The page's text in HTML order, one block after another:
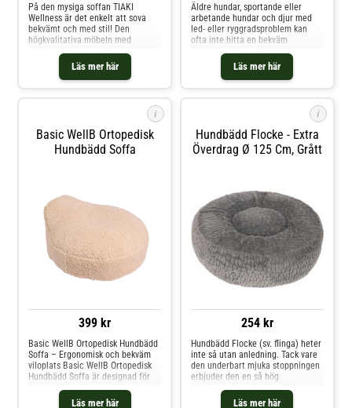
Läs mer här
På den mysiga soffan TIAKI
Wellness är det enkelt att sova
bekvämt och med stil! Den
högkvalitativa möbeln med
vadderade rygg-och armstöd kan
stoltsera med både en smakfull
design och högsta liggkomfort.
Soffan har ett lager med det
som är ett viscoelastiskt material
Läs mer här
Äldre hundar, sportande eller
arbetande hundar och djur med
led- eller ryggradsproblem kan
ofta inte hitta en bekväm
liggställning och får inte den
återhämtning de behöver.
Hundsängar med viskoelastisk
memory foam* är särskilt lämpliga
i
Basic WellB Ortopedisk
Hundbädd Soffa
399 kr
Läs mer här
Basic WellB Ortopedisk Hundbädd
Soffa – Ergonomisk och bekväm
viloplats Basic WellB Ortopedisk
Hundbädd Soffa är designad för
att ge din hund optimal komfort
och stöd. Bädden anpassar sig
i
Hundbädd Flocke - Extra
Överdrag Ø 125 Cm, Grått
254 kr
Läs mer här
Hundbädd Flocke (sv. flinga) heter
inte så utan anledning. Tack vare
den underbart mjuka stoppningen
erbjuder den en så hög
komfortnivå att din hund kommer
att känna sig riktigt bekväm på